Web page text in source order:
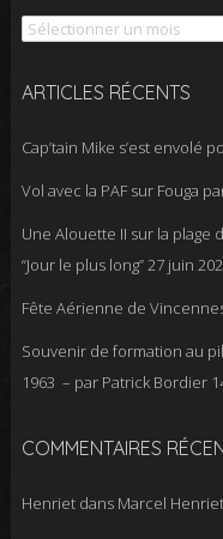
ARTICLES RÉCENTS
Cap’tain Mike s’est envolé
Vol avec la PAF sur Fouga
Une Alouette II sur la plage
“Jour le plus long”27 juin
Fête Aérienne de
Souvenir de formation au
1963 – par Patrick Bordier
COMMENTAIRES
Henrietdans Marcel